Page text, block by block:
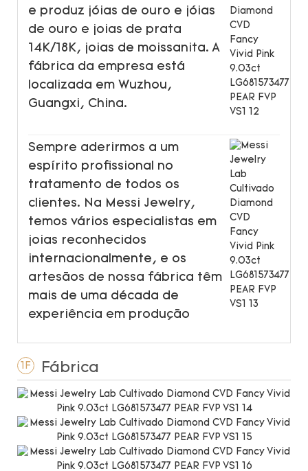
e produz jóias de ouro e jóias
de ouro e joias de prata
14K/18K, joias de moissanita. A
fábrica da empresa está
localizada em Wuzhou,
Guangxi, China.
Sempre aderirmos a um
espírito profissional no
tratamento de todos os
clientes. Na Messi Jewelry,
temos vários especialistas em
joias reconhecidos
internacionalmente, e os
artesãos de nossa fábrica têm
mais de uma década de
experiência em produção
1F Fábrica